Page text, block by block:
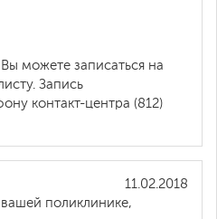
можете записаться на
Запись
контакт-центра (812)
11.02.2018
поликлинике,